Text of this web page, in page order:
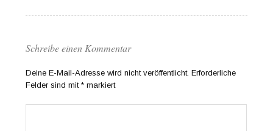
Schreibe einen Kommentar
Deine E-Mail-Adresse wird nicht veröffentlicht. Erforderliche
Felder sind mit* markiert